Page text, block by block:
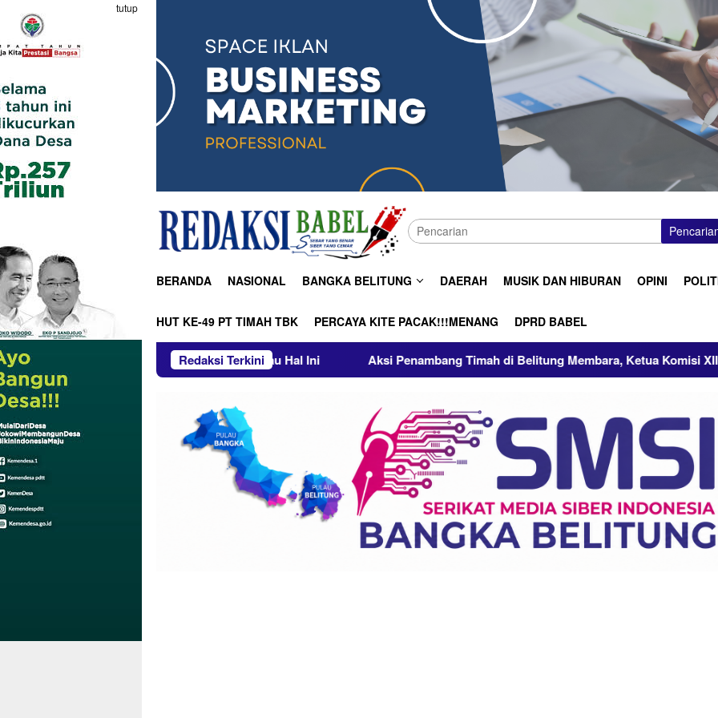
tutup
BERANDA NASIONAL BANGKA BELITUNG DAERAH MUSIK DAN HIBURAN OPINI
HUT KE-49 PT TIMAH TBK PERCAYA KITE PACAK!!!MENANG DPRD BABEL
Redaksi Terkini
Massa di Beltim PT Timah Imbau Hal Ini Aksi Penambang Timah di Belitung Membara, Ketua Komisi XII DPR RI